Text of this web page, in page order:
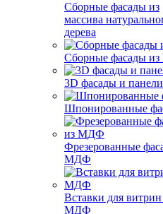
Сборные фасады из
массива
дерева
Сборные фасады
3D фасады и панели
Шпонированные
Фрезерованные
МДФ
Вставки для витрин
МДФ